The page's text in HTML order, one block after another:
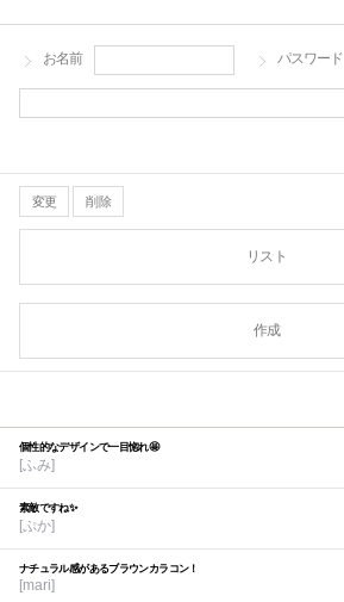
お名前 パスワード
変更 削除
リスト
作成
個性的なデザインで一目惚れ🤩
[ふみ]
素敵ですね✨
[ぷか]
ナチュラル感があるブラウンカラコン！
[mari]